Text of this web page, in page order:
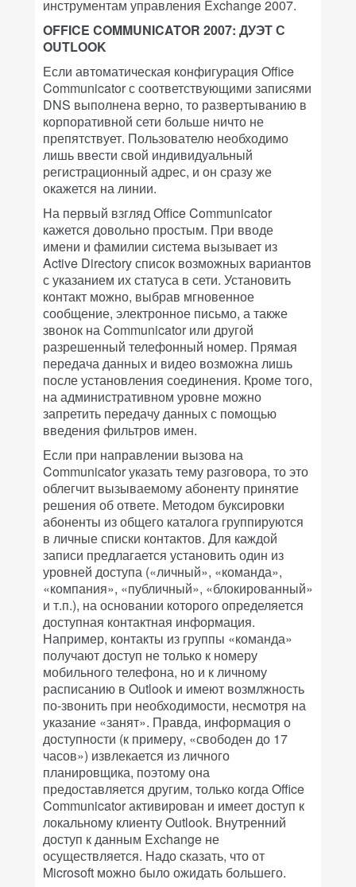
инструментам управления Exchange 2007.
OFFICE COMMUNICATOR 2007: ДУЭТ С
OUTLOOK
Если автоматическая конфигурация Office
Communicator с соответствующими записями
DNS выполнена верно, то развертыванию в
корпоративной сети больше ничто не
препятствует. Пользователю необходимо
лишь ввести свой индивидуальный
регистрационный адрес, и он сразу же
окажется на линии.
На первый взгляд Office Communicator
кажется довольно простым. При вводе
имени и фамилии система вызывает из
Active Directory список возможных вариантов
с указанием их статуса в сети. Установить
контакт можно, выбрав мгновенное
сообщение, электронное письмо, а также
звонок на Communicator или другой
разрешенный телефонный номер. Прямая
передача данных и видео возможна лишь
после установления соединения. Кроме того,
на административном уровне можно
запретить передачу данных с помощью
введения фильтров имен.
Если при направлении вызова на
Communicator указать тему разговора, то это
облегчит вызываемому абоненту принятие
решения об ответе. Методом буксировки
абоненты из общего каталога группируются
в личные списки контактов. Для каждой
записи предлагается установить один из
уровней доступа («личный», «команда»,
«компания», «публичный», «блокированный»
и т.п.), на основании которого определяется
доступная контактная информация.
Например, контакты из группы «команда»
получают доступ не только к номеру
мобильного телефона, но и к личному
расписанию в Outlook и имеют возмлжность
по-звонить при необходимости, несмотря на
указание «занят». Правда, информация о
доступности (к примеру, «свободен до 17
часов») извлекается из личного
планировщика, поэтому она
предоставляется другим, только когда Office
Communicator активирован и имеет доступ к
локальному клиенту Outlook. Внутренний
доступ к данным Exchange не
осуществляется. Надо сказать, что от
Microsoft можно было ожидать большего.